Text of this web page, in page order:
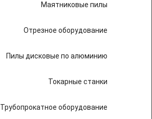
Маятниковые пилы
Отрезное оборудование
Пилы дисковые по алюминию
Токарные станки
Трубопрокатное оборудование